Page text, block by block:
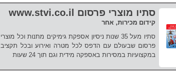
סתיו מוצרי פרסום www.stvi.co.il
קידום מכירות, אחר
סתיו מעל 35 שנות ניסיון אספקת גימיקים מתנות וכל מוצרי
פרסום שבעולם עם הדפס לכל מטרה ואירוע ובכל תקציב
במקצועיות במסירות באספקה מידית וגם תוך 24 שעות